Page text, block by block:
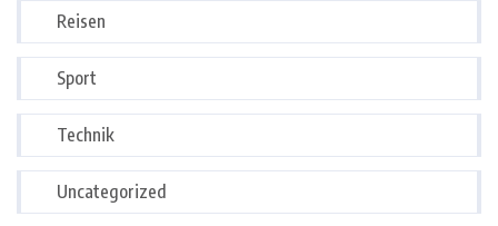
Reisen
Sport
Technik
Uncategorized